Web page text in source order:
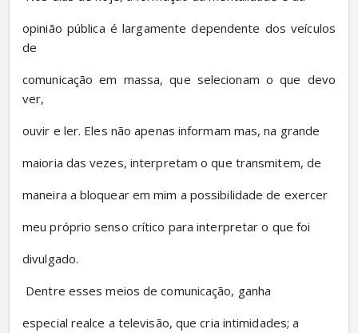
opinião pública é largamente dependente dos veículos
de
comunicação em massa, que selecionam o que devo
ver,
ouvir e ler. Eles não apenas informam mas, na grande
maioria das vezes, interpretam o que transmitem, de
maneira a bloquear em mim a possibilidade de exercer
meu próprio senso crítico para interpretar o que foi
divulgado.
Dentre esses meios de comunicação, ganha
especial realce a televisão, que cria intimidades; a